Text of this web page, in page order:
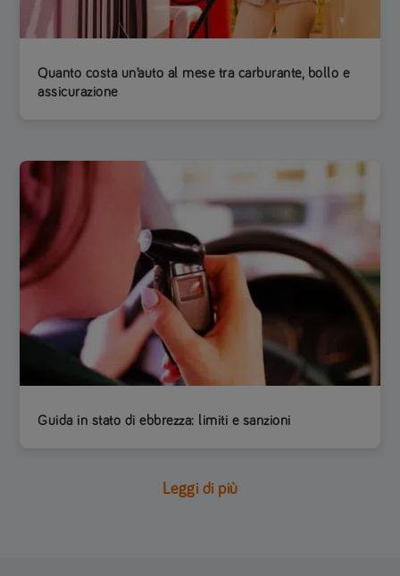
Quanto costa un’auto al mese tra carburante, bollo e
assicurazione
Guida in stato di ebbrezza: limiti e sanzioni
Leggi di più